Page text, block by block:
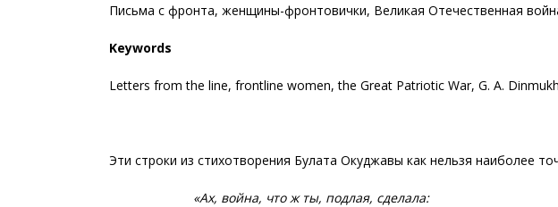
Письма с фронта, женщины-фронтовички, Великая Отечественная
Keywords
Letters from the line, frontline women, the Great Patriotic War, G. A.
Эти строки из стихотворения Булата Окуджавы как нельзя наиболее
«Ах, война, что ж ты, подлая, сделала: